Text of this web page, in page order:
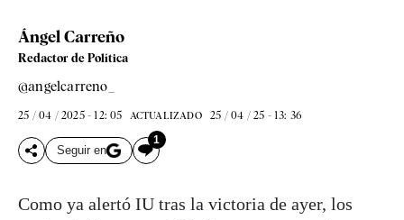
Ángel Carreño
Redactor de Política
@angelcarreno_
25 / 04 / 2025 - 12: 05 ACTUALIZADO 25 / 04 / 25 - 13: 36
Seguir en
1
Como ya alertó IU tras la victoria de ayer, los